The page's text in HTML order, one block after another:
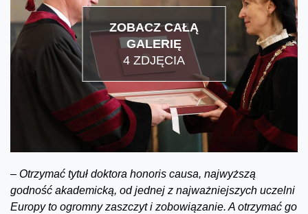
ZOBACZ CAŁĄ
GALERIĘ
4 ZDJĘCIA
– Otrzymać tytuł doktora honoris causa, najwyższą
godność akademicką, od jednej z najważniejszych uczelni
Europy to ogromny zaszczyt i zobowiązanie. A otrzymać go